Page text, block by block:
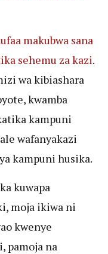
makubwa sana
sehemu za kazi.
wa kibiashara
kwamba
kampuni
wafanyakazi
kampuni husika.
kuwapa
moja ikiwa ni
kwenye
pamoja na